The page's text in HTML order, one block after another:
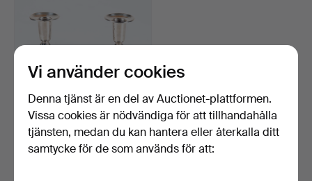
LJUSSTAKAR SILVER. Ett
par, Göteborg 1957.…
5 dagar
Vi använder cookies
Denna tjänst är en del av Auctionet-plattformen.
Vissa cookies är nödvändiga för att tillhandahålla
tjänsten, medan du kan hantera eller återkalla ditt
samtycke för de som används för att: